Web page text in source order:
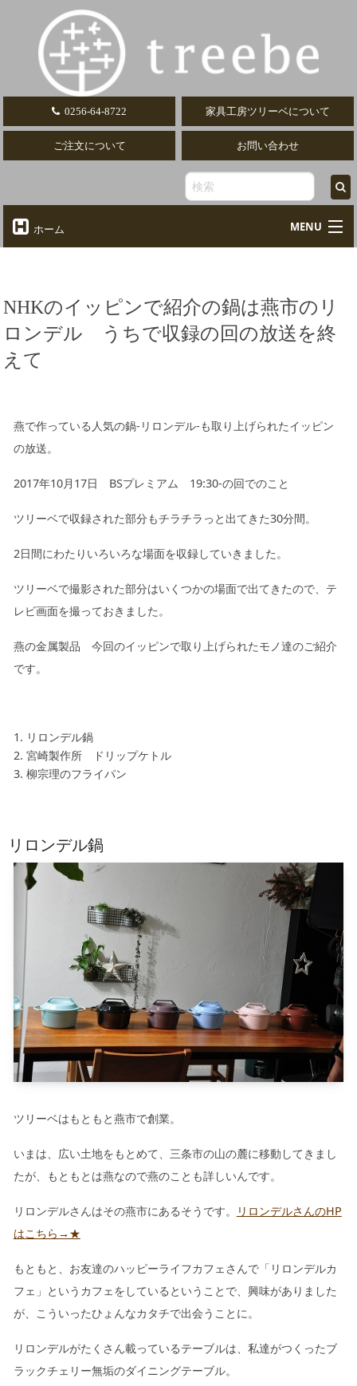
0256-64-8722 家具工房ツリーベについて
ご注文について お問い合わせ
ホーム MENU
オーダーデスク
Desk
椅子・ソファ
Storage
Order-kitchen
NHKのイッピンで紹介の鍋は燕市のリ
ロンデル うちで収録の回の放送を終
えて
燕で作っている人気の鍋-リロンデル-も取り上げられたイッピン
の放送。
2017年10月17日 BSプレミアム 19:30-の回でのこと
ツリーベで収録された部分もチラチラっと出てきた30分間。
2日間にわたりいろいろな場面を収録していきました。
ツリーベで撮影された部分はいくつかの場面で出てきたので、テ
レビ画面を撮っておきました。
燕の金属製品 今回のイッピンで取り上げられたモノ達のご紹介
です。
リロンデル鍋
宮崎製作所 ドリップケトル
柳宗理のフライパン
リロンデル鍋
ツリーベはもともと燕市で創業。
いまは、広い土地をもとめて、三条市の山の麓に移動してきまし
たが、もともとは燕なので燕のことも詳しいんです。
リロンデルさんはその燕市にあるそうです。
リロンデルさんのHP
はこちら→★
もともと、お友達のハッピーライフカフェさんで「リロンデルカ
フェ」というカフェをしているということで、興味がありました
が、こういったひょんなカタチで出会うことに。
リロンデルがたくさん載っているテーブルは、私達がつくったブ
ラックチェリー無垢のダイニングテーブル。